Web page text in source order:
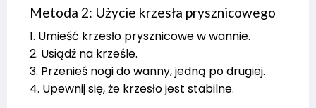
Metoda 2: Użycie krzesła prysznicowego
1. Umieść krzesło prysznicowe w wannie.
2. Usiądź na krześle.
3. Przenieś nogi do wanny, jedną po drugiej.
4. Upewnij się, że krzesło jest stabilne.